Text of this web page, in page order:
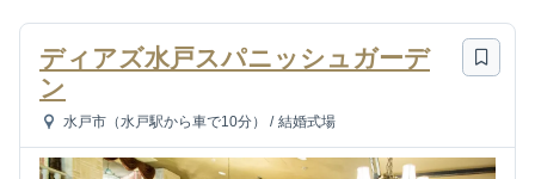
ディアズ水戸スパニッシュガーデ
ン
水戸市（水戸駅から車で10分） / 結婚式場